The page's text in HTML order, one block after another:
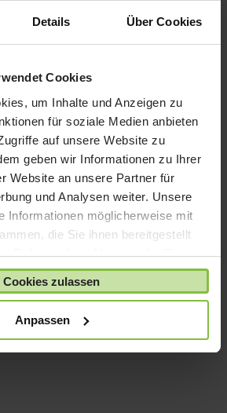
Details Über Cookies
Cookies
um Inhalte und Anzeigen zu
für soziale Medien anbieten
auf unsere Website zu
geben wir Informationen zu Ihrer
Website an unsere Partner für
und Analysen weiter. Unsere
Informationen möglicherweise mit
die Sie ihnen bereitgestellt
Rahmen Ihrer Nutzung der Dienste
Cookies zulassen
Anpassen